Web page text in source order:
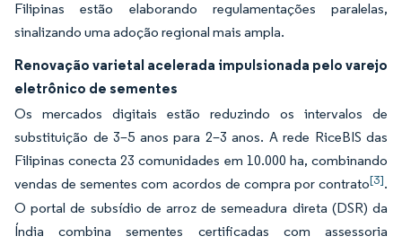
Filipinas estão elaborando regulamentações paralelas,
sinalizando uma adoção regional mais ampla.
Renovação varietal acelerada impulsionada pelo varejo
eletrônico de sementes
Os mercados digitais estão reduzindo os intervalos de
substituição de 3–5 anos para 2–3 anos. A rede RiceBIS das
Filipinas conecta 23 comunidades em 10.000 ha, combinando
vendas de sementes com acordos de compra por contrato[3].
O portal de subsídio de arroz de semeadura direta (DSR) da
Índia combina sementes certificadas com assessoria